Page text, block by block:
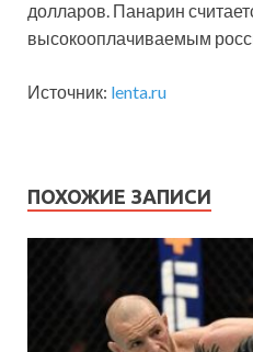
долларов. Панарин
высокооплачиваемым
Источник: lenta.ru
ПОХОЖИЕ ЗАПИСИ